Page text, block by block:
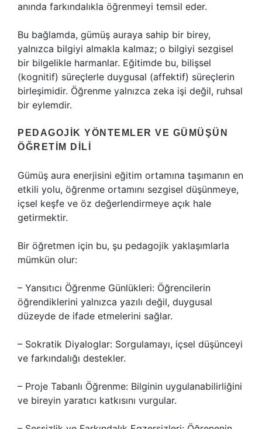
anında farkındalıkla öğrenmeyi temsil eder.
Bu bağlamda, gümüş auraya sahip bir birey,
yalnızca bilgiyi almakla kalmaz; o bilgiyi sezgisel
bir bilgelikle harmanlar. Eğitimde bu, bilişsel
(kognitif) süreçlerle duygusal (affektif) süreçlerin
birleşimidir. Öğrenme yalnızca zeka işi değil, ruhsal
bir eylemdir.
PEDAGOJIK YÖNTEMLER VE GÜMÜŞÜN
ÖĞRETIM DILI
Gümüş aura enerjisini eğitim ortamına taşımanın en
etkili yolu, öğrenme ortamını sezgisel düşünmeye,
içsel keşfe ve öz değerlendirmeye açık hale
getirmektir.
Bir öğretmen için bu, şu pedagojik yaklaşımlarla
mümkün olur:
– Yansıtıcı Öğrenme Günlükleri: Öğrencilerin
öğrendiklerini yalnızca yazılı değil, duygusal
düzeyde de ifade etmelerini sağlar.
– Sokratik Diyaloglar: Sorgulamayı, içsel düşünceyi
ve farkındalığı destekler.
– Proje Tabanlı Öğrenme: Bilginin uygulanabilirliğini
ve bireyin yaratıcı katkısını vurgular.